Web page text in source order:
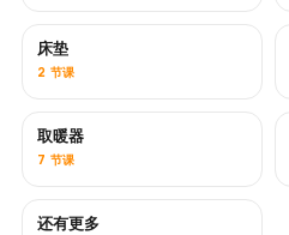
床垫
2 节课
即将推出
取暖器
7 节课
即将推出
还有更多